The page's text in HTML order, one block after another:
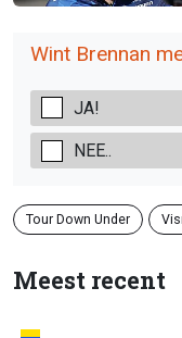
Wint Brennan
JA!
NEE..
Tour Down Under
Meest recent